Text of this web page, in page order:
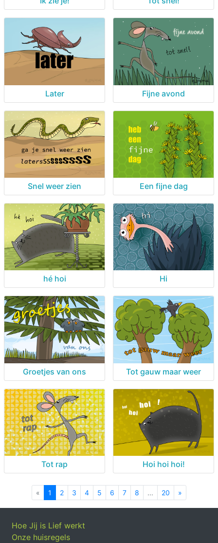
Later Fijne avond
Snel weer zien Een fijne dag
hé hoi Hi
Groetjes van ons Tot gauw maar weer
Tot rap Hoi hoi hoi!
« Previous
1 2 3 4 5 6 7 8 ... 20 »
Hoe Jij is Lief werkt
Onze huisregels